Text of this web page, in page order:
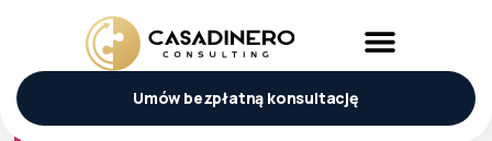
Umów bezpłatną konsultację
Tag:zespół